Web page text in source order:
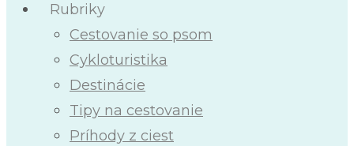
Rubriky
Cestovanie so psom
Cykloturistika
Destinácie
Tipy na cestovanie
Príhody z ciest